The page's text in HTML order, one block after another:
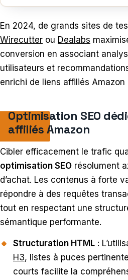
En 2024, de grands sites de
Wirecutter ou Dealabs
conversion en associant
utilisateurs et
enrichi de liens affiliés Amazon
Optimisation SEO
affiliés Amazon
Cibler efficacement le trafic
optimisation SEO résolument
d’achat. Les contenus à forte
répondre à des requêtes
tout en respectant une
sémantique performante.
Structuration HTML :
H3, listes à puces
courts facilite la